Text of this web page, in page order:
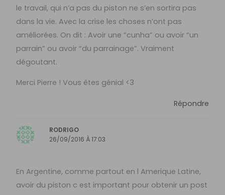
le travail, qui n’a pas du piston ne s’en sortira pas
dans la vie. Avec la crise les choses n’ont pas
améliorées. On dit : Avoir une “cunha” ou avoir “un
parrain” ou avoir “du parrainage”. Vraiment
dégoutant.
Merci Pierre ! Vous êtes génial <3
Répondre
RODRIGO
26/09/2016 À 17:03
En Argentine, comme partout en l Amerique Latine,
avoir du piston c est important pour obtenir un post